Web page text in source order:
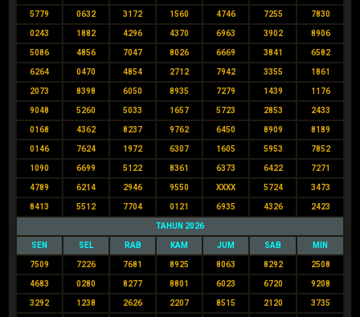
5779 0632 3172 1560 4746 7255 7830
0243 1882 4296 4370 6963 3902 8906
5086 4856 7047 8026 6669 3841 6582
6264 0470 4854 2712 7942 3355 1861
2073 8398 6050 8935 7279 1439 1176
9048 5260 5033 1657 5723 2853 2433
0168 4362 8237 9762 6450 8909 8189
0146 7624 1972 6307 1605 5953 7852
1090 6699 5122 8361 6373 6422 7271
4789 6214 2946 9550 XXXX 5724 3473
8413 5512 7704 0121 6935 4326 2423
TAHUN 2026
SEN SEL RAB KAM JUM SAB MIN
7509 7226 7681 8925 8063 8292 2508
4683 0280 8277 8801 6023 6720 9208
3292 1238 2626 2207 8515 2120 3735